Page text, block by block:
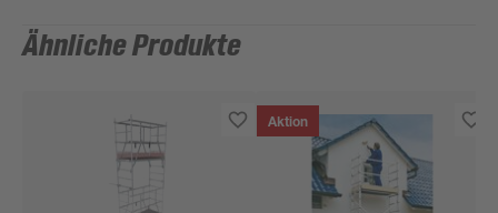
Ähnliche Produkte
Aktion